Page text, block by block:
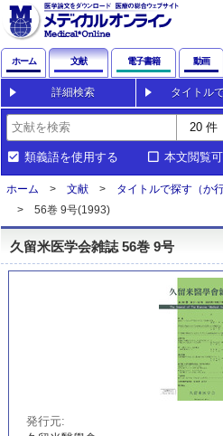
ホーム 文献 電子書籍 動画
詳細検索 タイトル
類義語を使用する 本文閲覧
ホーム 文献 タイトルで探す（か行
56巻 9号(1993)
久留米医学会雑誌 56巻 9号
発行元